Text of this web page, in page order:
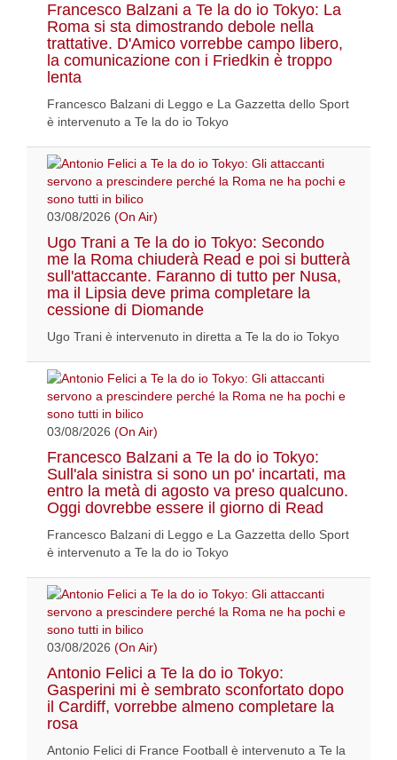
Francesco Balzani a Te la do io Tokyo: La
Roma si sta dimostrando debole nella
trattative. D'Amico vorrebbe campo libero,
la comunicazione con i Friedkin è troppo
lenta
Francesco Balzani di Leggo e La Gazzetta dello Sport
è intervenuto a Te la do io Tokyo
03/08/2026 (On Air)
Ugo Trani a Te la do io Tokyo: Secondo
me la Roma chiuderà Read e poi si butterà
sull'attaccante. Faranno di tutto per Nusa,
ma il Lipsia deve prima completare la
cessione di Diomande
Ugo Trani è intervenuto in diretta a Te la do io Tokyo
03/08/2026 (On Air)
Francesco Balzani a Te la do io Tokyo:
Sull'ala sinistra si sono un po' incartati, ma
entro la metà di agosto va preso qualcuno.
Oggi dovrebbe essere il giorno di Read
Francesco Balzani di Leggo e La Gazzetta dello Sport
è intervenuto a Te la do io Tokyo
03/08/2026 (On Air)
Antonio Felici a Te la do io Tokyo:
Gasperini mi è sembrato sconfortato dopo
il Cardiff, vorrebbe almeno completare la
rosa
Antonio Felici di France Football è intervenuto a Te la